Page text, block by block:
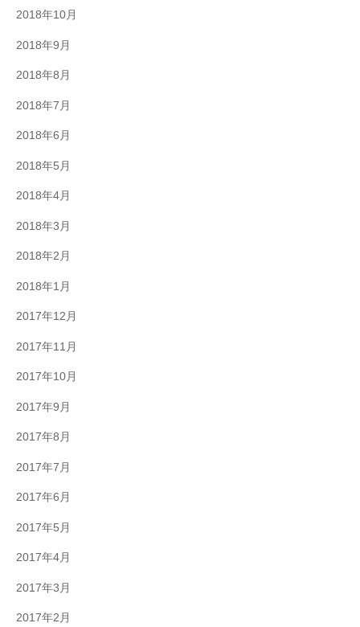
2018年10月
2018年9月
2018年8月
2018年7月
2018年6月
2018年5月
2018年4月
2018年3月
2018年2月
2018年1月
2017年12月
2017年11月
2017年10月
2017年9月
2017年8月
2017年7月
2017年6月
2017年5月
2017年4月
2017年3月
2017年2月